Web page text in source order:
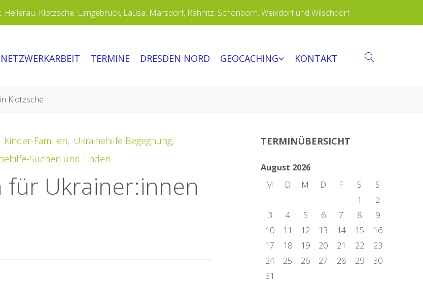
Klotzsche, Langebrück, Lausa, Marsdorf, Rähnitz, Schönborn, Weixdorf und Wilschdorf
NETZWERKARBEIT TERMINE DRESDEN NORD GEOCACHING
KONTAKT
Klotzsche
Kinder-Familien, Ukrainehilfe Begegnung,
Suchen und Finden
für Ukrainer:innen
TERMINÜBERSICHT
August 2026
M
D M D F S
S
1
2
3
4 5 6 7 8
9
10
11 12 13 14 15
16
17
18 19 20 21 22
23
24
25 26 27 28 29
30
31